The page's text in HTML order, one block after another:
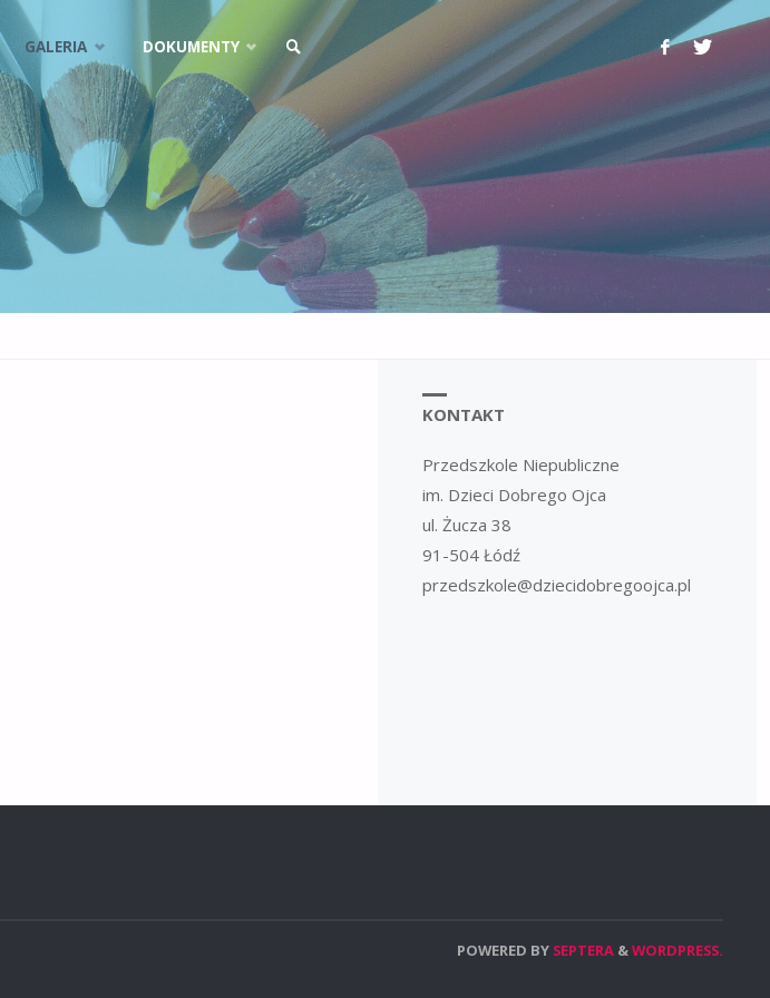
GALERIA DOKUMENTY
KONTAKT
Przedszkole Niepubliczne
im. Dzieci Dobrego Ojca
ul. Żucza 38
91-504 Łódź
przedszkole@dziecidobregoojca.pl
POWERED BY SEPTERA &WORDPRESS.